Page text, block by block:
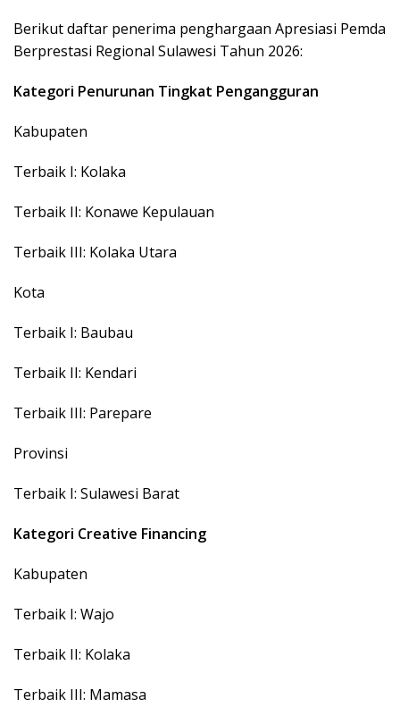
Berikut daftar penerima penghargaan Apresiasi Pemda
Berprestasi Regional Sulawesi Tahun 2026:
Kategori Penurunan Tingkat Pengangguran
Kabupaten
Terbaik I: Kolaka
Terbaik II: Konawe Kepulauan
Terbaik III: Kolaka Utara
Kota
Terbaik I: Baubau
Terbaik II: Kendari
Terbaik III: Parepare
Provinsi
Terbaik I: Sulawesi Barat
Kategori Creative Financing
Kabupaten
Terbaik I: Wajo
Terbaik II: Kolaka
Terbaik III: Mamasa